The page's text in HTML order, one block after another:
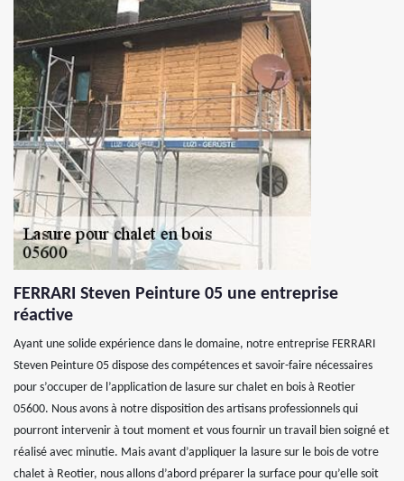
FERRARI Steven Peinture 05 une entreprise
réactive
Ayant une solide expérience dans le domaine, notre entreprise FERRARI
Steven Peinture 05 dispose des compétences et savoir-faire nécessaires
pour s’occuper de l’application de lasure sur chalet en bois à Reotier
05600. Nous avons à notre disposition des artisans professionnels qui
pourront intervenir à tout moment et vous fournir un travail bien soigné et
réalisé avec minutie. Mais avant d’appliquer la lasure sur le bois de votre
chalet à Reotier, nous allons d’abord préparer la surface pour qu’elle soit